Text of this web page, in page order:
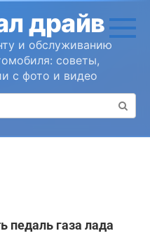
драйв
и обслуживанию
советы,
с фото и видео
педаль газа лада